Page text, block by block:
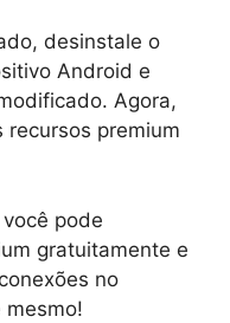
desinstale o
Android e
Agora,
premium
pode
gratuitamente e
no
mesmo!